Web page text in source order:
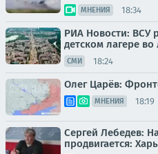
МНЕНИЯ 18:34
РИА Новости: ВСУ
детском лагере
СМИ 18:24
Олег Царёв:
МНЕНИЯ 18:19
Сергей Лебедев:
продвигается: